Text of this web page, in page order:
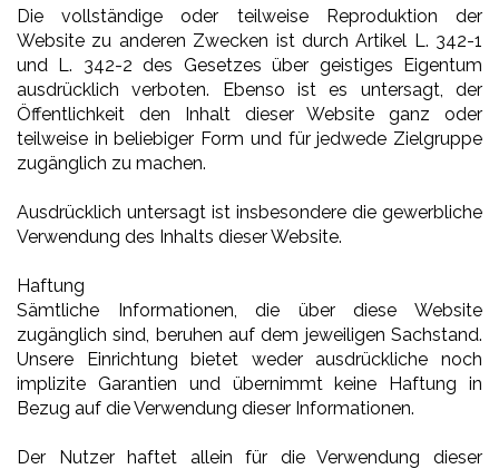
Die vollständige oder teilweise Reproduktion der
Website zu anderen Zwecken ist durch Artikel L. 342-1
und L. 342-2 des Gesetzes über geistiges Eigentum
ausdrücklich verboten. Ebenso ist es untersagt, der
Öffentlichkeit den Inhalt dieser Website ganz oder
teilweise in beliebiger Form und für jedwede Zielgruppe
zugänglich zu machen.
Ausdrücklich untersagt ist insbesondere die gewerbliche
Verwendung des Inhalts dieser Website.
Haftung
Sämtliche Informationen, die über diese Website
zugänglich sind, beruhen auf dem jeweiligen Sachstand.
Unsere Einrichtung bietet weder ausdrückliche noch
implizite Garantien und übernimmt keine Haftung in
Bezug auf die Verwendung dieser Informationen.
Der Nutzer haftet allein für die Verwendung dieser